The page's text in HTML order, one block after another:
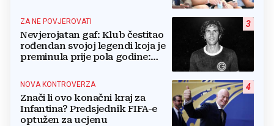
3
ZA NE POVJEROVATI
Nevjerojatan gaf: Klub čestitao
rođendan svojoj legendi koja je
preminula prije pola godine:
4
NOVA KONTROVERZA
Znači li ovo konačni kraj za
Infantina? Predsjednik FIFA-e
optužen za ucjenu